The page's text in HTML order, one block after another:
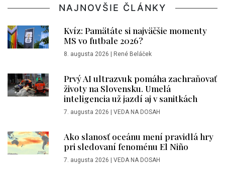
NAJNOVŠIE ČLÁNKY
Kvíz: Pamätáte si najväčšie momenty
MS vo futbale 2026?
8. augusta 2026 | René Beláček
Prvý AI ultrazvuk pomáha zachraňovať
životy na Slovensku. Umelá
inteligencia už jazdí aj v sanitkách
7. augusta 2026 | VEDA NA DOSAH
Ako slanosť oceánu mení pravidlá hry
pri sledovaní fenoménu El Niño
7. augusta 2026 | VEDA NA DOSAH